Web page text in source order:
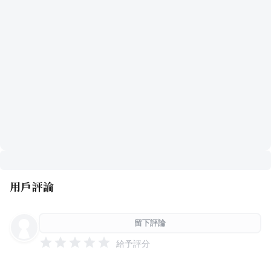
用戶評論
留下評論
給予評分